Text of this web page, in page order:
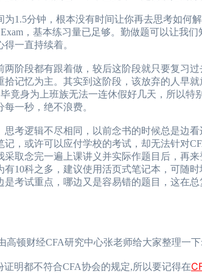
分钟，根本没有时间让你再去思考如何
，基本练习量已足够。勤做题可以让我
一直持续着。
段都有跟着做，较后这阶段就只要复习过
记忆为主。其实到这阶段，该放弃的人早
竟身为上班族无法一连休假好几天，所以特
一秒，绝不浪费。
逻辑不尽相同，以前念书的时候总是边看
，或许可以应付学校的考试，却无法针对
取念完一遍上课讲义并实际作题目后，再
10科之多，建议使用活页式笔记本，可随
考试重点，哪边又是容易错的题目，这在
顿财经CFA研究中心张老师给大家整理一下:
明都不符合CFA协会的规定,所以要记得在